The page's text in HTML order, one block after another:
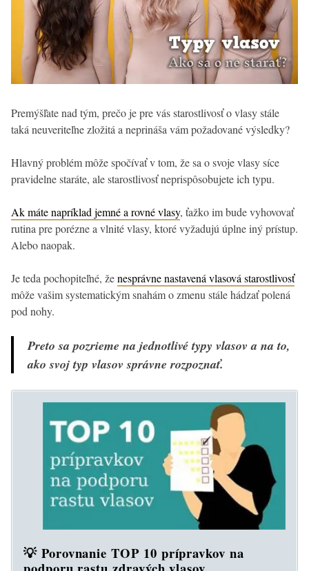
Premýšľate nad tým, prečo je pre vás starostlivosť o vlasy stále
taká neuveriteľne zložitá a neprináša vám požadované výsledky?
Hlavný problém môže spočívať v tom, že sa o svoje vlasy síce
pravidelne staráte, ale starostlivosť neprispôsobujete ich typu.
Ak máte napríklad jemné a rovné vlasy, ťažko im bude vyhovovať
rutina pre porézne a vlnité vlasy, ktoré vyžadujú úplne iný prístup.
Alebo naopak.
Je teda pochopiteľné, ženesprávne nastavená vlasová starostlivosť
môže vašim systematickým snahám o zmenu stále hádzať polená
pod nohy.
Preto sa pozrieme na jednotlivé typy vlasov a na to,
ako svoj typ vlasov správne rozpoznať.
💡 Porovnanie TOP 10 prípravkov na